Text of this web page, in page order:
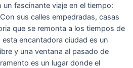
un fascinante viaje en el tiempo:
sus calles empedradas, casas
que se remonta a los tiempos de
encantadora ciudad es un
y una ventana al pasado de
es un lugar donde el